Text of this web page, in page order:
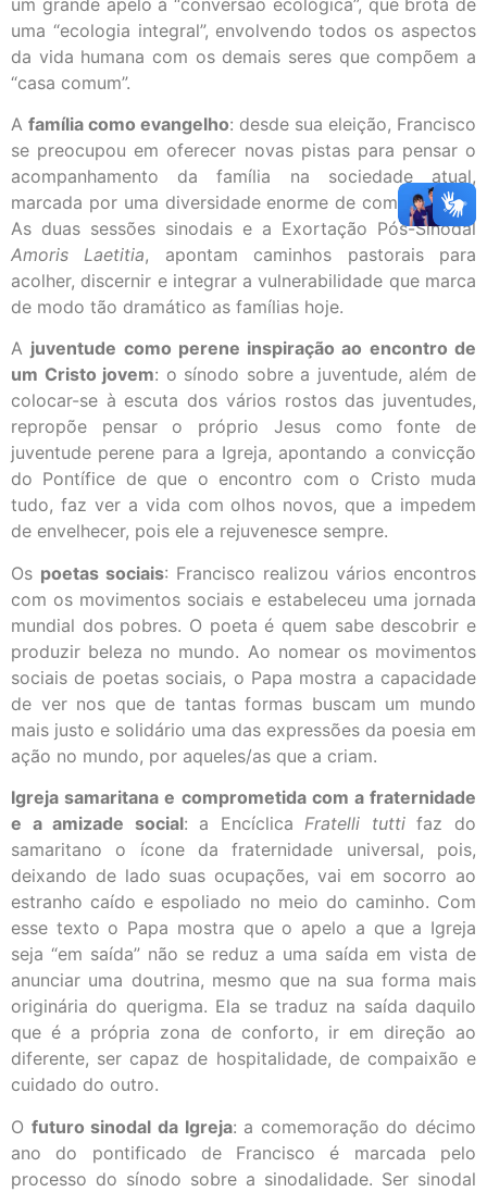
uma “ecologia integral”, envolvendo todos os aspectos
da vida humana com os demais seres que compõem a
“casa comum”.
A família como evangelho: desde sua eleição, Francisco
se preocupou em oferecer novas pistas para pensar o
acompanhamento da família na sociedade atual,
marcada por uma diversidade enorme de composições.
As duas sessões sinodais e a Exortação Pós-Sinodal
Amoris Laetitia, apontam caminhos pastorais para
acolher, discernir e integrar a vulnerabilidade que marca
de modo tão dramático as famílias hoje.
A juventude como perene inspiração ao encontro de
um Cristo jovem: o sínodo sobre a juventude, além de
colocar-se à escuta dos vários rostos das juventudes,
repropõe pensar o próprio Jesus como fonte de
juventude perene para a Igreja, apontando a convicção
do Pontífice de que o encontro com o Cristo muda
tudo, faz ver a vida com olhos novos, que a impedem
de envelhecer, pois ele a rejuvenesce sempre.
Os poetas sociais: Francisco realizou vários encontros
com os movimentos sociais e estabeleceu uma jornada
mundial dos pobres. O poeta é quem sabe descobrir e
produzir beleza no mundo. Ao nomear os movimentos
sociais de poetas sociais, o Papa mostra a capacidade
de ver nos que de tantas formas buscam um mundo
mais justo e solidário uma das expressões da poesia em
ação no mundo, por aqueles/as que a criam.
Igreja samaritana e comprometida com a fraternidade
e a amizade social: a EncíclicaFratelli tuttifaz do
samaritano o ícone da fraternidade universal, pois,
deixando de lado suas ocupações, vai em socorro ao
estranho caído e espoliado no meio do caminho. Com
esse texto o Papa mostra que o apelo a que a Igreja
seja “em saída” não se reduz a uma saída em vista de
anunciar uma doutrina, mesmo que na sua forma mais
originária do querigma. Ela se traduz na saída daquilo
que é a própria zona de conforto, ir em direção ao
diferente, ser capaz de hospitalidade, de compaixão e
cuidado do outro.
O futuro sinodal da Igreja: a comemoração do décimo
ano do pontificado de Francisco é marcada pelo
processo do sínodo sobre a sinodalidade. Ser sinodal